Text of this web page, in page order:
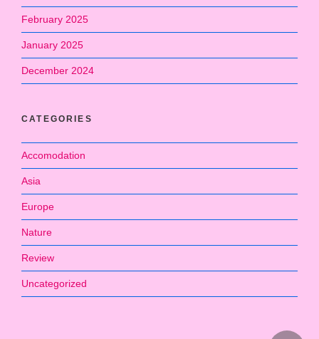
February 2025
January 2025
December 2024
CATEGORIES
Accomodation
Asia
Europe
Nature
Review
Uncategorized